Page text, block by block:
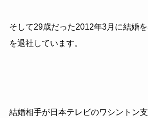
そして29歳だった2012年3月に結婚
を退社しています。
結婚相手が日本テレビのワシントン